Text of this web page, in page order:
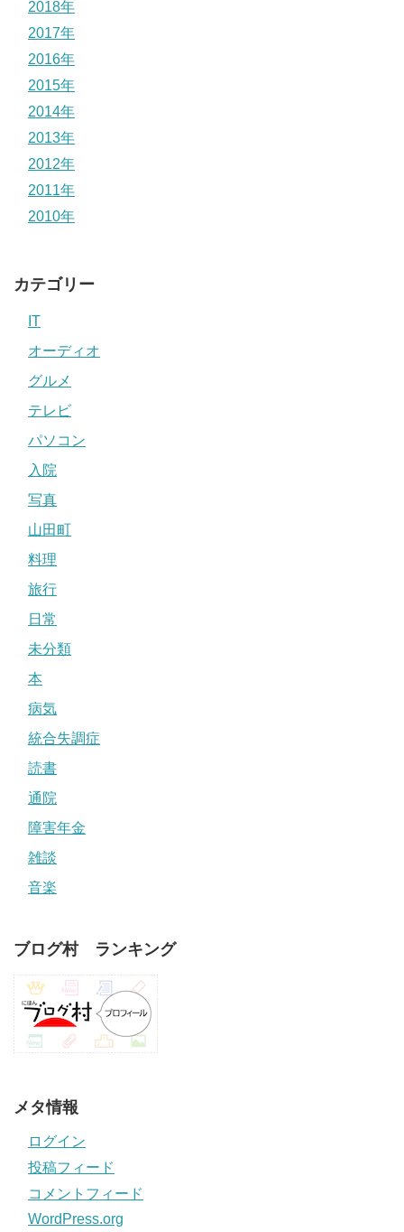
2018年
2017年
2016年
2015年
2014年
2013年
2012年
2011年
2010年
カテゴリー
IT
オーディオ
グルメ
テレビ
パソコン
入院
写真
山田町
料理
旅行
日常
未分類
本
病気
統合失調症
読書
通院
障害年金
雑談
音楽
ブログ村 ランキング
メタ情報
ログイン
投稿フィード
コメントフィード
WordPress.org